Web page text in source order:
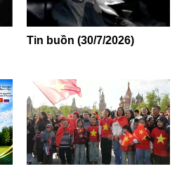
Tin buồn (30/7/2026)